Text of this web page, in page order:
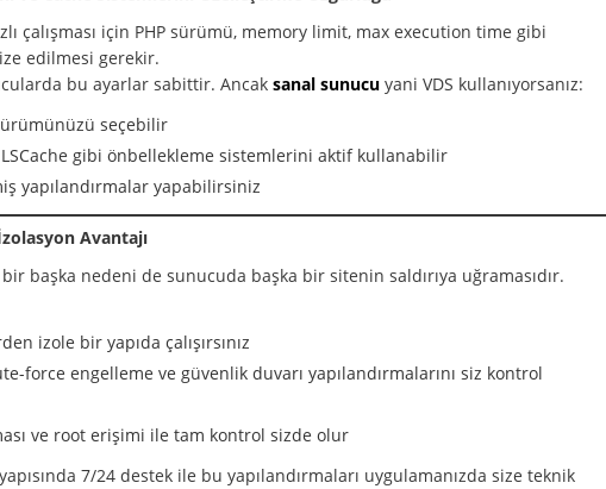
çalışması için PHP sürümü, memory limit, max execution time gibi
edilmesi gerekir.
bu ayarlar sabittir. Ancak sanal sunucu yani VDS kullanıyorsanız:
seçebilir
LSCache gibi önbellekleme sistemlerini aktif kullanabilir
yapılandırmalar yapabilirsiniz
Avantajı
başka nedeni de sunucuda başka bir sitenin saldırıya uğramasıdır.
izole bir yapıda çalışırsınız
force engelleme ve güvenlik duvarı yapılandırmalarını siz kontrol
ve root erişimi ile tam kontrol sizde olur
7/24 destek ile bu yapılandırmaları uygulamanızda size teknik